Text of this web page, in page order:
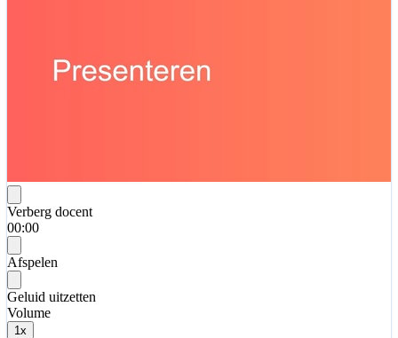
Verberg docent
00:00
Afspelen
Geluid uitzetten
Volume
1x